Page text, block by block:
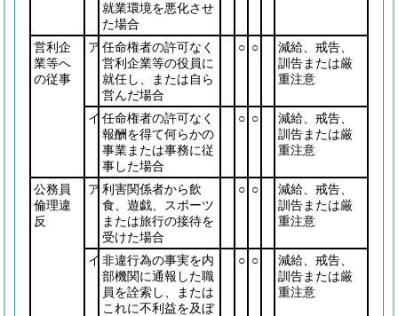
就業環境を悪化させ
た場合
営利企
業等へ
の従事
ア 任命権者の許可なく
営利企業等の役員に
就任し、または自ら
営んだ場合
○ ○
減給、戒告、
訓告または厳
重注意
イ 任命権者の許可なく
報酬を得て何らかの
事業または事務に従
事した場合
○ ○
減給、戒告、
訓告または厳
重注意
公務員
倫理違
反
ア 利害関係者から飲
食、遊戯、スポーツ
または旅行の接待を
受けた場合
○ ○
減給、戒告、
訓告または厳
重注意
イ 非違行為の事実を内
部機関に通報した職
員を詮索し、または
これに不利益を及ぼ
○ ○
減給、戒告、
訓告または厳
重注意